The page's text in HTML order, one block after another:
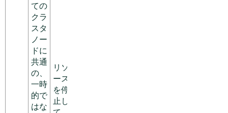
ての
クラ
スタ
ノー
ドに
共通
の、
一時
的で
はな
リソ
ース
を停
止し